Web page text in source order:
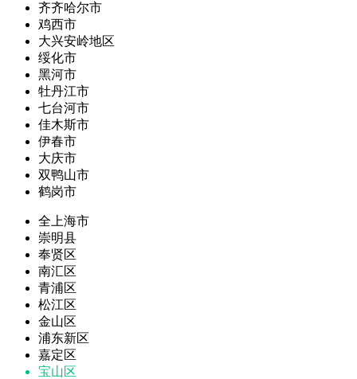
齐齐哈尔市
鸡西市
大兴安岭地区
绥化市
黑河市
牡丹江市
七台河市
佳木斯市
伊春市
大庆市
双鸭山市
鹤岗市
全上海市
崇明县
奉贤区
南汇区
青浦区
松江区
金山区
浦东新区
嘉定区
宝山区